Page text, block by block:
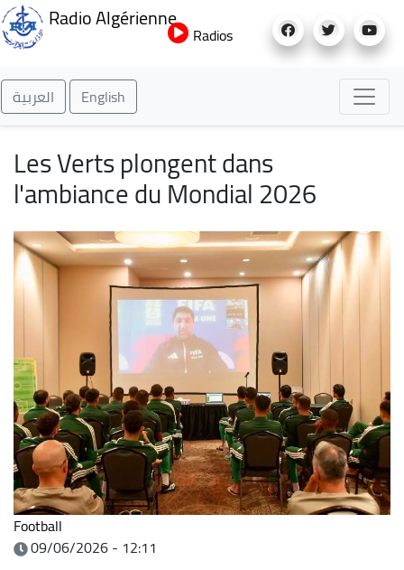
au
Radio Algérienne
Radios
العربية English
Les Verts plongent dans
l'ambiance du Mondial 2026
Football
09/06/2026 - 12:11